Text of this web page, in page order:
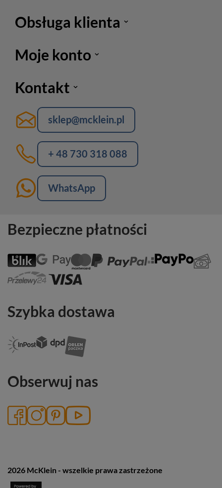
Obsługa klienta
Moje konto
Kontakt
sklep@mcklein.pl
+ 48 730 318 088
WhatsApp
Bezpieczne płatności
Szybka dostawa
Obserwuj nas
2026 McKlein - wszelkie prawa zastrzeżone